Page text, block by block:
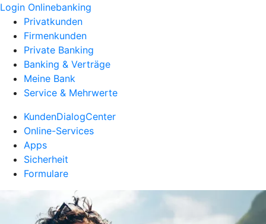
Login Onlinebanking
Privatkunden
Firmenkunden
Private Banking
Banking & Verträge
Meine Bank
Service & Mehrwerte
KundenDialogCenter
Online-Services
Apps
Sicherheit
Formulare